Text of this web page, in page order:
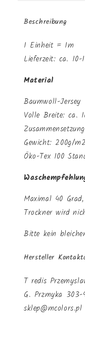
Beschreibung
1 Einheit = 1m
Lieferzeit: ca. 10-
Material
Baumwoll-Jersey
Volle Breite: ca.
Gewicht: 200g/m2
Öko-Tex 100
Maximal 40
Trockner wird
Bitte kein
Hersteller
T redis
G. Przmyka
sklep@mcolors.pl